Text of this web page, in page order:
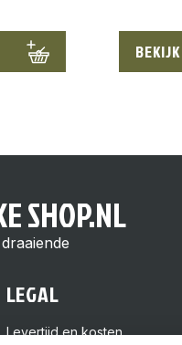
SHOP.NL
LEGAL
Levertijd en kosten